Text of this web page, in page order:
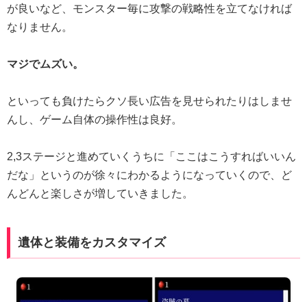
が良いなど、モンスター毎に攻撃の戦略性を立てなければ
なりません。
マジでムズい。
といっても負けたらクソ長い広告を見せられたりはしませ
んし、ゲーム自体の操作性は良好。
2,3ステージと進めていくうちに「ここはこうすればいいん
だな」というのが徐々にわかるようになっていくので、ど
んどんと楽しさが増していきました。
遺体と装備をカスタマイズ